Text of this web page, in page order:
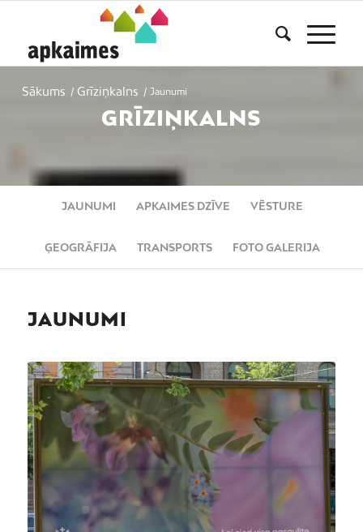
Sākums / Grīziņkalns / Jaunumi
GRĪZIŅKALNS
JAUNUMI APKAIMES DZĪVE VĒSTURE
ĢEOGRĀFIJA TRANSPORTS FOTO GALERIJA
JAUNUMI